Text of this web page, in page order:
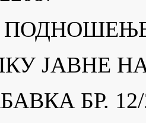
ЈАВНЕ
БР. 12/